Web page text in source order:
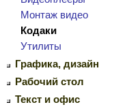
Монтаж видео
Кодаки
Утилиты
Графика, дизайн
Рабочий стол
Текст и офис